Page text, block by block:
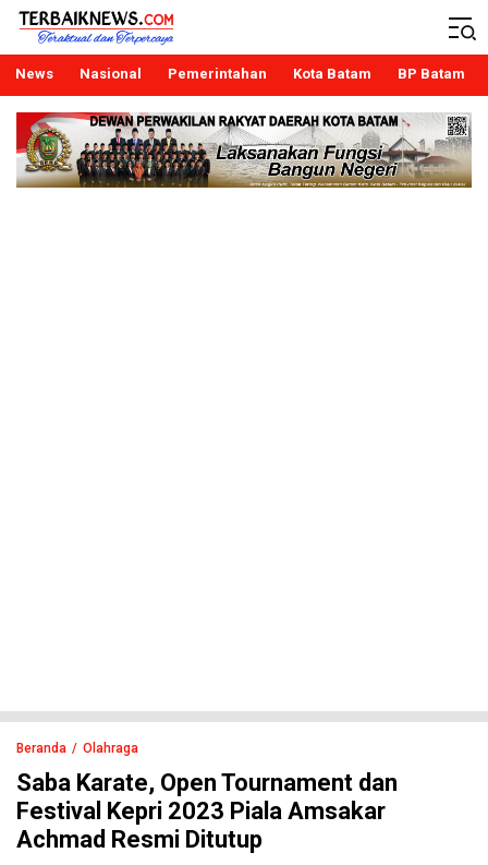
Terbaiknews
Teraktual dan Terpercaya
News Nasional Pemerintahan Kota Batam BP Batam
Beranda Olahraga
Saba Karate, Open Tournament dan
Festival Kepri 2023 Piala Amsakar
Achmad Resmi Ditutup